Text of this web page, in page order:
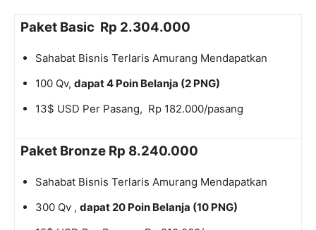
Paket Basic Rp 2.304.000
Sahabat Bisnis Terlaris Amurang Mendapatkan
100 Qv, dapat 4 Poin Belanja (2 PNG)
13$ USD Per Pasang, Rp 182.000/pasang
Paket Bronze Rp 8.240.000
Sahabat Bisnis Terlaris Amurang Mendapatkan
300 Qv , dapat 20 Poin Belanja (10 PNG)​